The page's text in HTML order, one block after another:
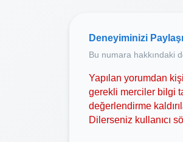
Deneyiminizi
Bu numara hakkındaki
Yapılan yorumdan
gerekli merciler bilgi
değerlendirme
Dilerseniz kullanıcı